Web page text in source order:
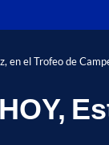
en el Trofeo de